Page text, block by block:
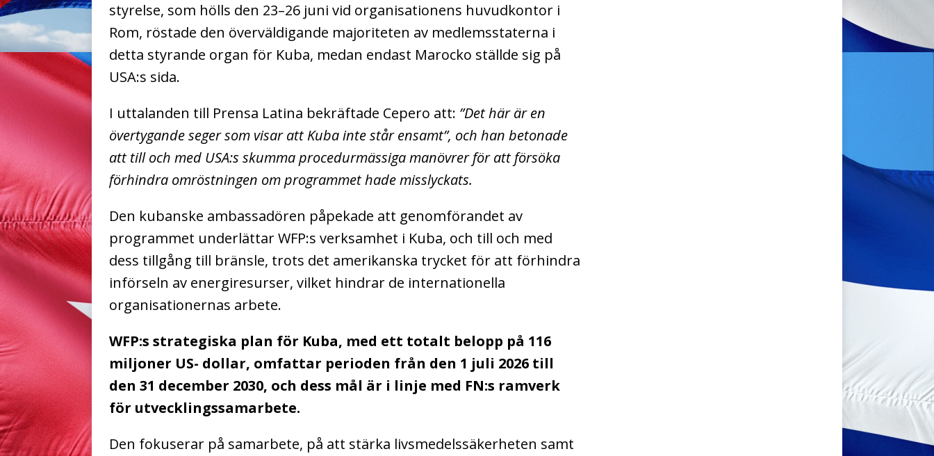
styrelse, som hölls den 23–26 juni vid organisationens huvudkontor i
Rom, röstade den överväldigande majoriteten av medlemsstaterna i
detta styrande organ för Kuba, medan endast Marocko ställde sig på
USA:s sida.
I uttalanden till Prensa Latina bekräftade Cepero att: ”Det här är en
övertygande seger som visar att Kuba inte står ensamt”, och han betonade
att till och med USA:s skumma procedurmässiga manövrer för att försöka
förhindra omröstningen om programmet hade misslyckats.
Den kubanske ambassadören påpekade att genomförandet av
programmet underlättar WFP:s verksamhet i Kuba, och till och med
dess tillgång till bränsle, trots det amerikanska trycket för att förhindra
införseln av energiresurser, vilket hindrar de internationella
organisationernas arbete.
WFP:s strategiska plan för Kuba, med ett totalt belopp på 116
miljoner US- dollar, omfattar perioden från den 1 juli 2026 till
den 31 december 2030, och dess mål är i linje med FN:s ramverk
för utvecklingssamarbete.
Den fokuserar på samarbete, på att stärka livsmedelssäkerheten samt